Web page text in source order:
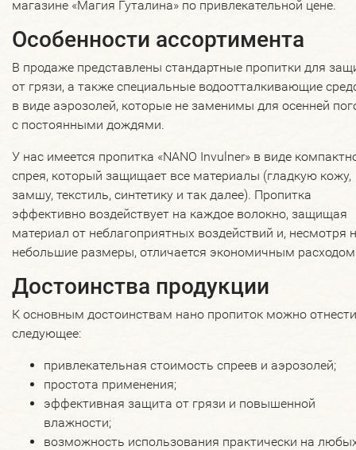
магазине «Магия Гуталина» по привлекательной цене.
Особенности ассортимента
В продаже представлены стандартные пропитки для
от грязи, а также специальные водоотталкивающие
в виде аэрозолей, которые не заменимы для осенней
с постоянными дождями.
У нас имеется пропитка «NANO Invulner» в виде
спрея, который защищает все материалы (гладкую кожу,
замшу, текстиль, синтетику и так далее). Пропитка
эффективно воздействует на каждое волокно, защищая
материал от неблагоприятных воздействий и, несмотря
небольшие размеры, отличается экономичным
Достоинства продукции
К основным достоинствам нано пропиток можно отнести
следующее:
привлекательная стоимость спреев и аэрозолей;
простота применения;
эффективная защита от грязи и повышенной
влажности;
возможность использования практически на